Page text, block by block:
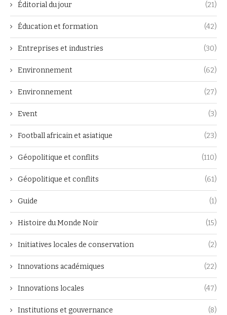
Éditorial du jour (21)
Éducation et formation (42)
Entreprises et industries (30)
Environnement (62)
Environnement (27)
Event (3)
Football africain et asiatique (23)
Géopolitique et conflits (110)
Géopolitique et conflits (61)
Guide (1)
Histoire du Monde Noir (15)
Initiatives locales de conservation (2)
Innovations académiques (22)
Innovations locales (47)
Institutions et gouvernance (8)